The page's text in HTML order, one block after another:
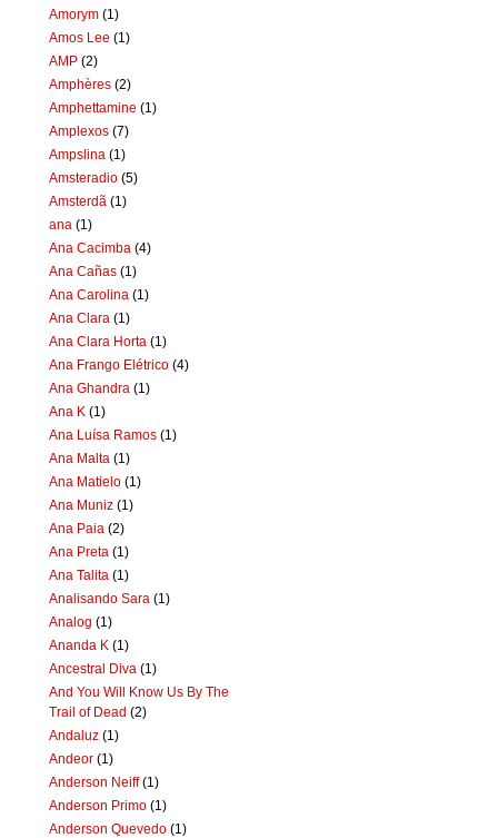
Amorym (1)
Amos Lee (1)
AMP (2)
Amphères (2)
Amphettamine (1)
Amplexos (7)
Ampslina (1)
Amsteradio (5)
Amsterdã (1)
ana (1)
Ana Cacimba (4)
Ana Cañas (1)
Ana Carolina (1)
Ana Clara (1)
Ana Clara Horta (1)
Ana Frango Elétrico (4)
Ana Ghandra (1)
Ana K (1)
Ana Luísa Ramos (1)
Ana Malta (1)
Ana Matielo (1)
Ana Muniz (1)
Ana Paia (2)
Ana Preta (1)
Ana Talita (1)
Analisando Sara (1)
Analog (1)
Ananda K (1)
Ancestral Diva (1)
And You Will Know Us By The
Trail of Dead (2)
Andaluz (1)
Andeor (1)
Anderson Neiff (1)
Anderson Primo (1)
Anderson Quevedo (1)